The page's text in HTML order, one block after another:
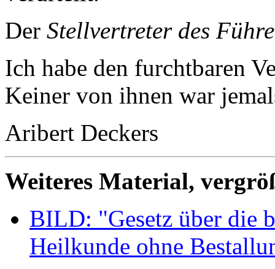
Der Stellvertreter des
Ich habe den furchtbaren
Keiner von ihnen war
Aribert Deckers
Weiteres Material,
BILD: "Gesetz über die
Heilkunde ohne